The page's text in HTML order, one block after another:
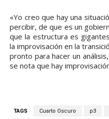
«Yo creo que hay una
percibir, de que es un
que la estructura es
la improvisación en la
pronto para hacer un
se nota que hay
TAGS Cuarto Oscuro p3